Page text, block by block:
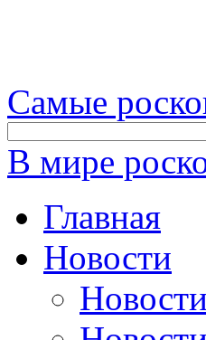
Самые
В мире
Главная
Новости